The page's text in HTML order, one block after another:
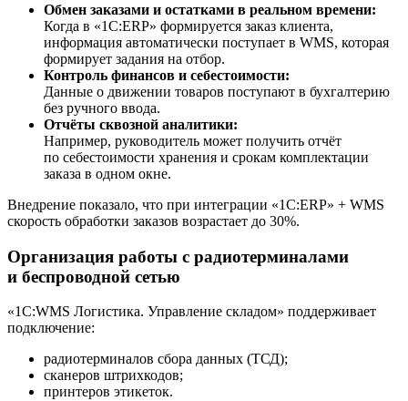
Обмен заказами и остатками в реальном времени:
Когда в «1С:ERP» формируется заказ клиента,
информация автоматически поступает в WMS, которая
формирует задания на отбор.
Контроль финансов и себестоимости:
Данные о движении товаров поступают в бухгалтерию
без ручного ввода.
Отчёты сквозной аналитики:
Например, руководитель может получить отчёт
по себестоимости хранения и срокам комплектации
заказа в одном окне.
Внедрение показало, что при интеграции «1С:ERP» + WMS
скорость обработки заказов возрастает до 30%.
Организация работы с радиотерминалами
и беспроводной сетью
«1С:WMS Логистика. Управление складом» поддерживает
подключение:
радиотерминалов сбора данных (ТСД);
сканеров штрихкодов;
принтеров этикеток.